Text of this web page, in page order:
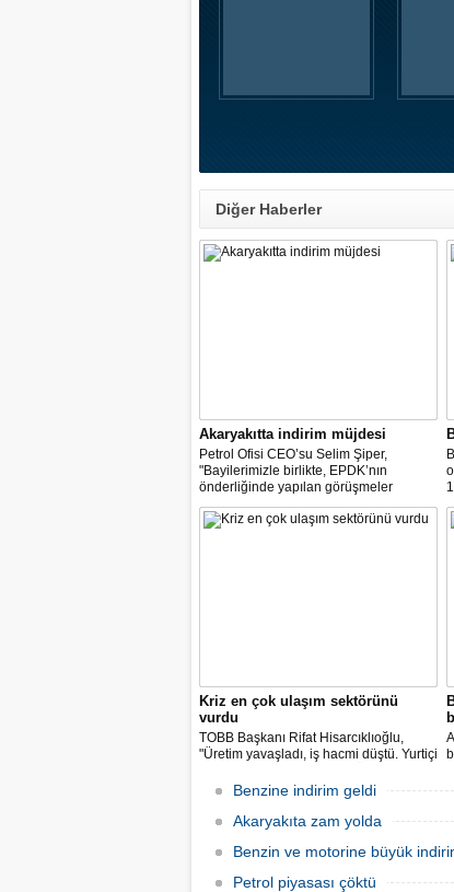
Diğer Haberler
Akaryakıtta indirim müjdesi
Petrol Ofisi CEO’su Selim Şiper,
"Bayilerimizle birlikte, EPDK’nın
önderliğinde yapılan görüşmeler
sonucunda, dağıtım masraf
paylarımızdan fedakârlık ederek
Kriz en çok ulaşım sektörünü
vurdu
TOBB Başkanı Rifat Hisarcıklıoğlu,
"Üretim yavaşladı, iş hacmi düştü. Yurtiçi
sınırları kapattı, ihracat yavaşladı,
mallarımızı taşıyamaz hale geldik" dedi.
Benzine indirim geldi
Akaryakıta zam yolda
Benzin ve motorine büyük
Petrol piyasası çöktü